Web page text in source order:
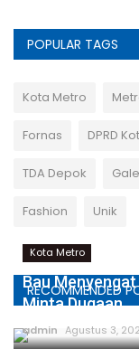
POPULAR TAGS
Kota Metro
Fornas DPRD
TDA Depok
Fashion Unik
RECOMMENDED
Kota Metro
Bau
Minta Dugaan...
admin Agustus 3,